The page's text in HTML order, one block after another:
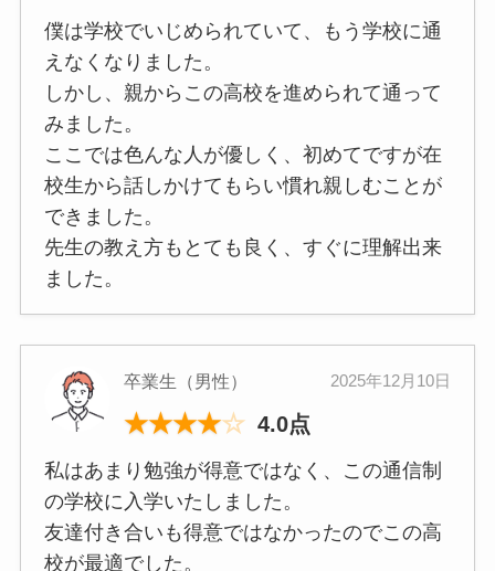
僕は学校でいじめられていて、もう学校に通
えなくなりました。
しかし、親からこの高校を進められて通って
みました。
ここでは色んな人が優しく、初めてですが在
校生から話しかけてもらい慣れ親しむことが
できました。
先生の教え方もとても良く、すぐに理解出来
ました。
卒業生（男性） 2025年12月10日
★★★★☆ 4.0点
私はあまり勉強が得意ではなく、この通信制
の学校に入学いたしました。
友達付き合いも得意ではなかったのでこの高
校が最適でした。